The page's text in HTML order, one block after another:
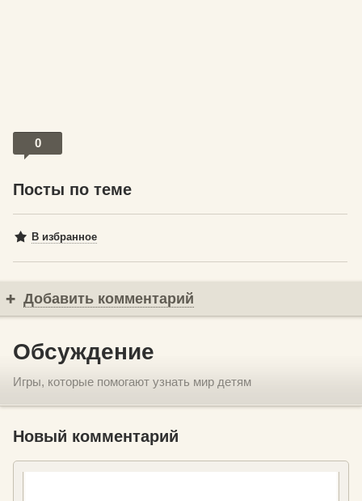
0
Посты по теме
В избранное
Добавить комментарий
Обсуждение
Игры, которые помогают узнать мир детям
Новый комментарий